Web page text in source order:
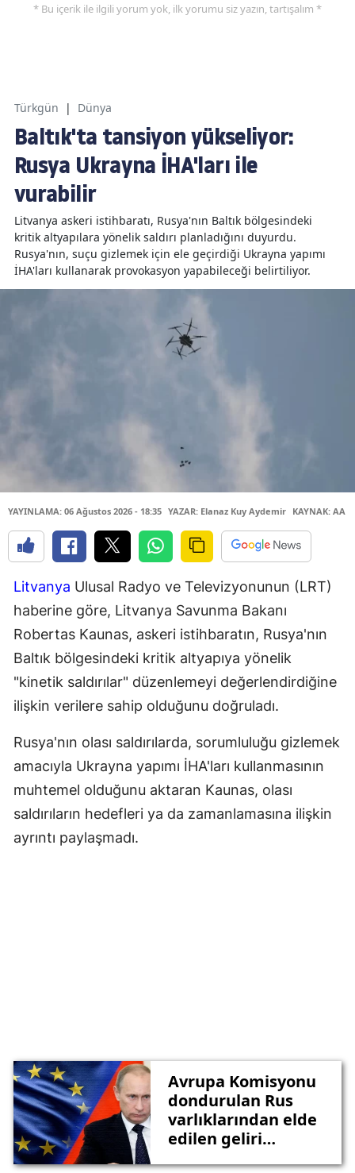
* Bu içerik ile ilgili yorum yok, ilk yorumu siz yazın, tartışalım *
Türkgün | Dünya
Baltık'ta tansiyon yükseliyor:
Rusya Ukrayna İHA'ları ile
vurabilir
Litvanya askeri istihbaratı, Rusya'nın Baltık bölgesindeki
kritik altyapılara yönelik saldırı planladığını duyurdu.
Rusya'nın, suçu gizlemek için ele geçirdiği Ukrayna yapımı
İHA'ları kullanarak provokasyon yapabileceği belirtiliyor.
YAYINLAMA: 06 Ağustos 2026 - 18:35 YAZAR: Elanaz Kuy Aydemir KAYNAK: AA
Litvanya Ulusal Radyo ve Televizyonunun (LRT)
haberine göre, Litvanya Savunma Bakanı
Robertas Kaunas, askeri istihbaratın, Rusya'nın
Baltık bölgesindeki kritik altyapıya yönelik
"kinetik saldırılar" düzenlemeyi değerlendirdiğine
ilişkin verilere sahip olduğunu doğruladı.
Rusya'nın olası saldırılarda, sorumluluğu gizlemek
amacıyla Ukrayna yapımı İHA'ları kullanmasının
muhtemel olduğunu aktaran Kaunas, olası
saldırıların hedefleri ya da zamanlamasına ilişkin
ayrıntı paylaşmadı.
Avrupa Komisyonu
dondurulan Rus
varlıklarından elde
edilen geliri